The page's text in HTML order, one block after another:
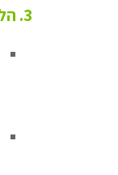
3. הליכון ארבעה גלגלים (Rollator)